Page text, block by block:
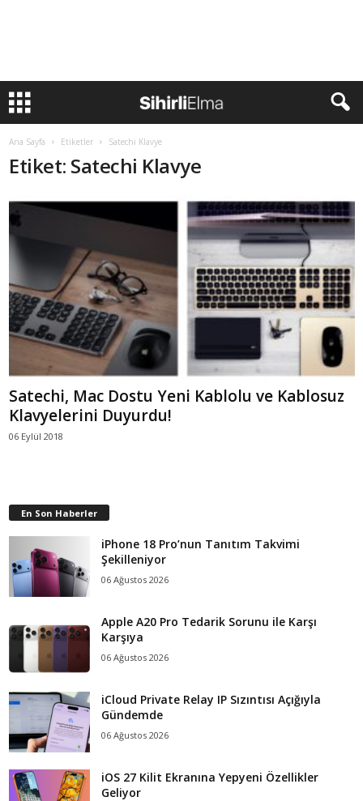
Ana Sayfa Etiketler Satechi Klavye
Etiket: Satechi Klavye
Satechi, Mac Dostu Yeni Kablolu ve Kablosuz
Klavyelerini Duyurdu!
06 Eylül 2018
En Son Haberler
iPhone 18 Pro’nun Tanıtım Takvimi
Şekilleniyor
06 Ağustos 2026
Apple A20 Pro Tedarik Sorunu ile Karşı
Karşıya
06 Ağustos 2026
iCloud Private Relay IP Sızıntısı Açığıyla
Gündemde
06 Ağustos 2026
iOS 27 Kilit Ekranına Yepyeni Özellikler
Geliyor